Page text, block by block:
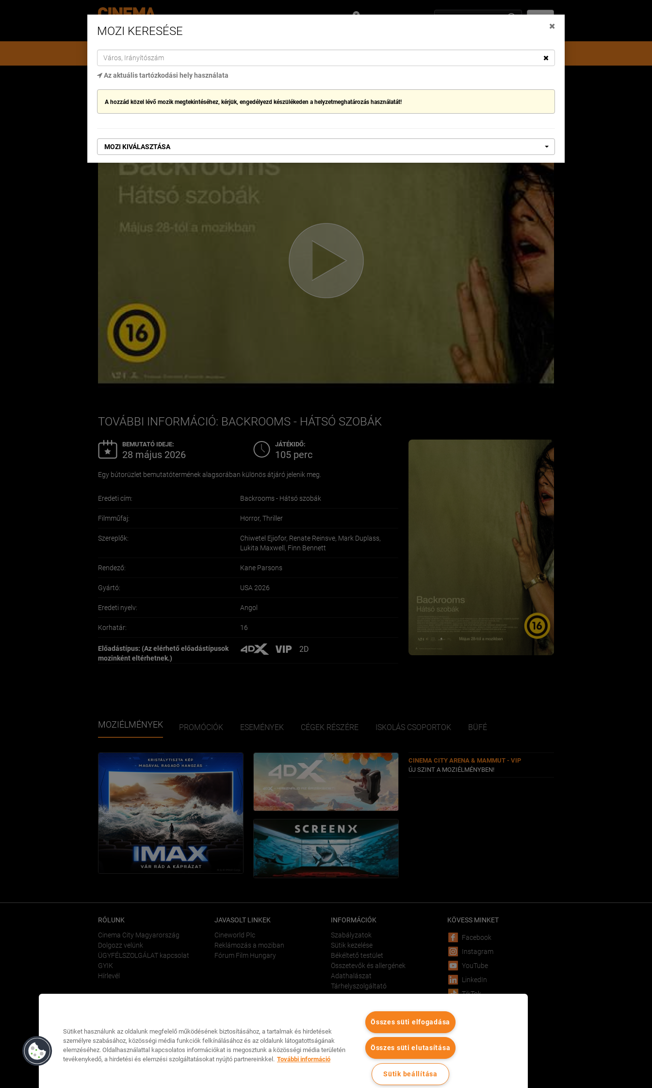
MŰSORON AJÁNLATOK
BACKROOMS - HÁTSÓ SZOBÁK
TOVÁBBI INFORMÁCIÓ: BACKROOMS - HÁTSÓ SZOBÁK
BEMUTATÓ IDEJE:
28 május 2026
JÁTÉKIDŐ:
105 perc
Egy bútorüzlet bemutatótermének alagsorában különös átjáró jelenik meg.
Eredeti cím: Backrooms - Hátsó szobák
Filmműfaj: Horror, Thriller
Szereplők:
Chiwetel Ejiofor, Renate Reinsve, Mark Duplass,
Lukita Maxwell, Finn Bennett
Rendező: Kane Parsons
Gyártó: USA 2026
Eredeti nyelv: Angol
Korhatár: 16
Előadástípus: (Az elérhető előadástípusok
mozinként eltérhetnek.)
2D
MOZIÉLMÉNYEK PROMÓCIÓK ESEMÉNYEK CÉGEK RÉSZÉRE ISKOLÁS CSOPORTOK BÜFÉ
CINEMA CITY ARENA & MAMMUT - VIP
ÚJ SZINT A MOZIÉLMÉNYBEN!
RÓLUNK
Cinema City Magyarország
Dolgozz velünk
ÜGYFÉLSZOLGÁLAT kapcsolat
GYIK
Hírlevél
JAVASOLT LINKEK
Cineworld Plc
Reklámozás a moziban
Fórum Film Hungary
INFORMÁCIÓK
Szabályzatok
Sütik kezelése
Békéltető testület
Összetevők és allergének
Adathalászat
Tárhelyszolgáltató
KÖVESS MINKET
Facebook
Instagram
YouTube
LinkedIn
TikTok
CINEMA CITY APP
Minden jog fenntartva Cinema City Magyarország
MOZI KERESÉSE
Az aktuális tartózkodási hely használata
A hozzád közel lévő mozik megtekintéséhez, kérjük, engedélyezd készülékeden a helyzetmeghatározás használatát!
MOZI KIVÁLASZTÁSA
Sütiket használunk az oldalunk megfelelő működésének biztosításához, a tartalmak és hirdetések
személyre szabásához, közösségi média funkciók felkínálásához és az oldalunk látogatottságának
elemzéséhez. Oldalhasználattal kapcsolatos információkat is megosztunk a közösségi média területén
tevékenykedő, a hirdetési és elemzési szolgáltatásokat nyújtó partnereinkkel. További információ
Összes süti elfogadása
Összes süti elutasítása
Sütik beállítása